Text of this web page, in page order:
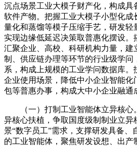
沉点场景工业大模子财产化，构成具
软件产物。把握工业大模子小型化成
量化和蒸馏等模子压缩手艺，研发轻
实现边缘低延迟决策取普惠化摆设。
汇聚企业、高校、科研机构力量，建
制、供应链办理等环节的行业级学问
系，构成上规模的工业学问数据库
企业使用场景，降低中小企业智能
包等普惠办事，构成大中小企业融通
（一）打制工业智能体立异核心
异核心扶植，争取国度级制制业立异
景“数字员工”需求，支撑研发具备、
的工业智能体，聚焦研发设想、出产